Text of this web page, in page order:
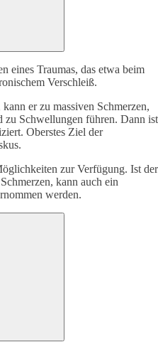
eines Traumas, das etwa beim
Verschleiß.
er zu massiven Schmerzen,
zu Schwellungen führen. Dann ist
Oberstes Ziel der
zur Verfügung. Ist der
kann auch ein
werden.